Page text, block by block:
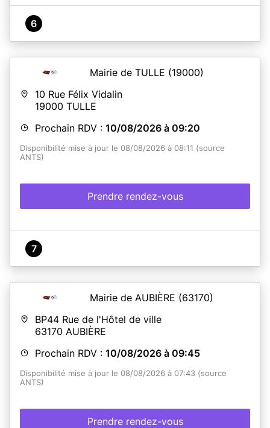
6
Mairie de TULLE (19000)
10 Rue Félix Vidalin
19000 TULLE
Prochain RDV : 10/08/2026 à 09:20
Disponibilité mise à jour le 08/08/2026 à 08:11 (source
ANTS)
Prendre rendez-vous
7
Mairie de AUBIÈRE (63170)
BP44 Rue de l'Hôtel de ville
63170 AUBIÈRE
Prochain RDV : 10/08/2026 à 09:45
Disponibilité mise à jour le 08/08/2026 à 07:43 (source
ANTS)
Prendre rendez-vous